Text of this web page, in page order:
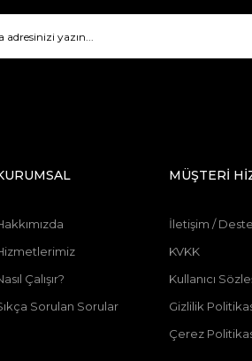
Çalışır?
Sorulan Sorular
MÜŞTERİ
İletişim /
KVKK
Kullanıcı
Gizlilik
Çerez